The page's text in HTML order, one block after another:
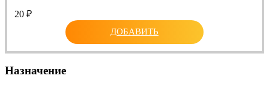
20 ₽
ДОБАВИТЬ
Назначение